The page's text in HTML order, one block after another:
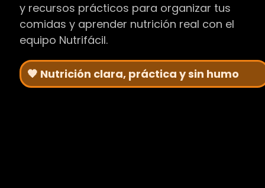
y recursos prácticos para organizar tus
comidas y aprender nutrición real con el
equipo Nutrifácil.
🧡 Nutrición clara, práctica y sin humo